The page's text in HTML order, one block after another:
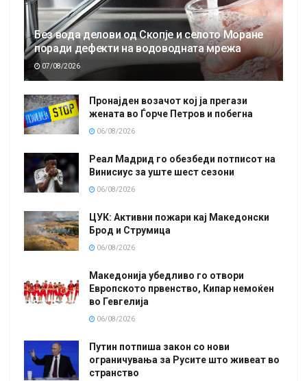
Без вода делови од Скопје и селото Моране
поради дефекти на водоводната мрежа
07/08/2026
Пронајден возачот кој ја прегази
жената во Ѓорче Петров и побегна
06/08/2026
Реал Мадрид го обезбеди потписот на
Винисиус за уште шест сезони
06/08/2026
ЦУК: Активни пожари кај Македонски
Брод и Струмица
06/08/2026
Македонија убедливо го отвори
Европското првенство, Кипар немоќен
во Гевгелија
06/08/2026
Путин потпиша закон со нови
ограничувања за Русите што живеат во
странство